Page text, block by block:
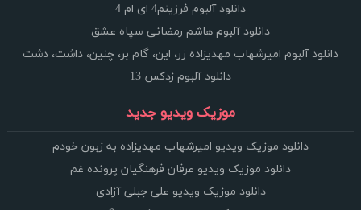
دانلود آلبوم فرزینم4 ای ام 4
دانلود آلبوم هاشم رمضانی سپاه عشق
دانلود آلبوم امیرشهاب مهدیزاده زر، این، گام بر، چنین، داشت، دشت
دانلود آلبوم زدکس 13
موزیک ویدیو جدید
دانلود موزیک ویدیو امیرشهاب مهدیزاده به زبون خودم
دانلود موزیک ویدیو عرفان فرهنگیان پرونده غم
دانلود موزیک ویدیو علی جبلی آزادی